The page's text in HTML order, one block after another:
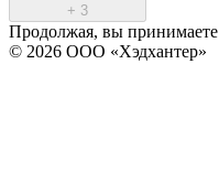
+ 3
Продолжая, вы принимаете
© 2026 ООО «Хэдхантер»